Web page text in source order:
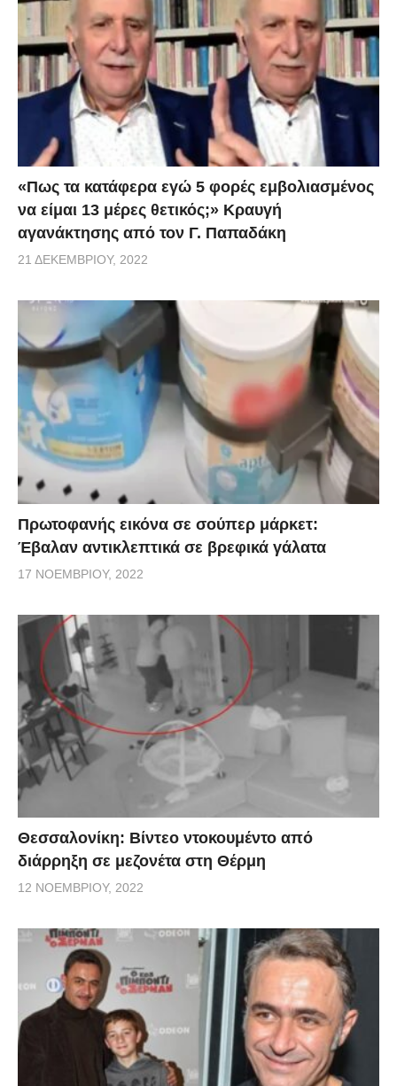
«Πως τα κατάφερα εγώ 5 φορές εμβoλιασμένος
να είμαι 13 μέρες θετικός;» Κραυγή
αγανάκτησης από τον Γ. Παπαδάκη
21 ΔΕΚΕΜΒΡΊΟΥ, 2022
Πρωτοφανής εικόνα σε σούπερ μάρκετ:
Έβαλαν αντικλεπτικά σε βρεφικά γάλατα
17 ΝΟΕΜΒΡΊΟΥ, 2022
Θεσσαλονίκη: Βίντεο ντοκουμέντο από
διάρρηξη σε μεζονέτα στη Θέρμη
12 ΝΟΕΜΒΡΊΟΥ, 2022